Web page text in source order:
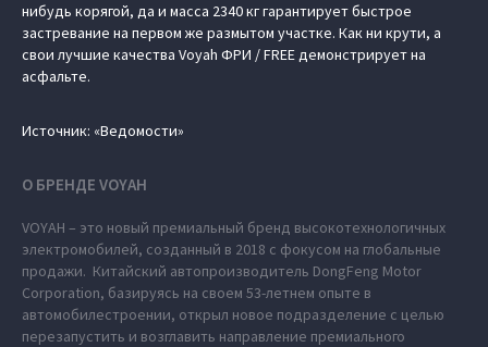
нибудь корягой, да и масса 2340 кг гарантирует быстрое
застревание на первом же размытом участке. Как ни крути, а
свои лучшие качества Voyah ФРИ / FREE демонстрирует на
асфальте.
Источник: «Ведомости»
О БРЕНДЕ VOYAH
VOYAH – это новый премиальный бренд высокотехнологичных
электромобилей, созданный в 2018 с фокусом на глобальные
продажи. Китайский автопроизводитель DongFeng Motor
Corporation, базируясь на своем 53-летнем опыте в
автомобилестроении, открыл новое подразделение с целью
перезапустить и возглавить направление премиального